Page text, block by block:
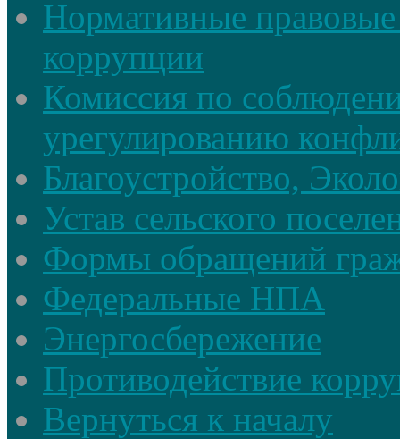
Нормативные
коррупции
Комиссия по
урегулированию
Благоустройство,
Устав сельского
Формы обращений
Федеральные НПА
Энергосбережение
Противодействие
Вернуться к началу